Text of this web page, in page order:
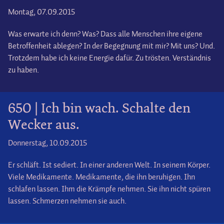
Montag, 07.09.2015
Was erwarte ich denn? Was? Dass alle Menschen ihre eigene
Betroffenheit ablegen? In der Begegnung mit mir? Mit uns? Und.
Trotzdem habe ich keine Energie dafür. Zu trösten. Verständnis
zu haben.
650 | Ich bin wach. Schalte den
Wecker aus.
Donnerstag, 10.09.2015
Er schläft. Ist sediert. In einer anderen Welt. In seinem Körper.
Viele Medikamente. Medikamente, die ihn beruhigen. Ihn
schlafen lassen. Ihm die Krämpfe nehmen. Sie ihn nicht spüren
lassen. Schmerzen nehmen sie auch.